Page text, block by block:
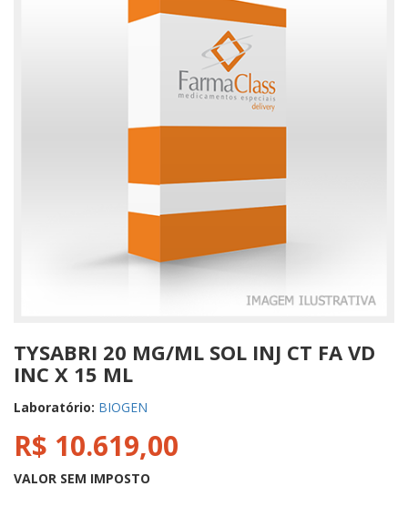
TYSABRI 20 MG/ML SOL INJ CT FA VD
INC X 15 ML
Laboratório: BIOGEN
R$ 10.619,00
VALOR SEM IMPOSTO